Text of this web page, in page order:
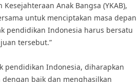
Anak Bangsa (YKAB),
untuk menciptakan masa depan
pendidikan Indonesia harus bersatu
tersebut.”
pendidikan Indonesia, diharapkan
baik dan menghasilkan